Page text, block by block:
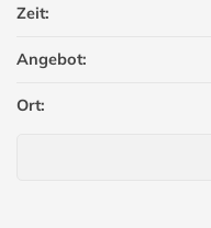
Zeit:
Angebot:
Ort: